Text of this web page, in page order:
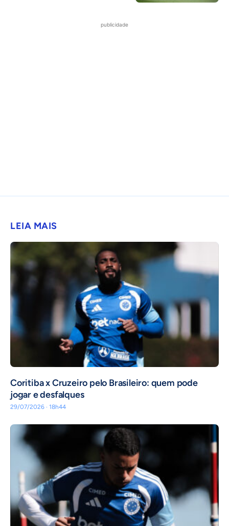
publicidade
LEIA MAIS
Coritiba x Cruzeiro pelo Brasileiro: quem pode
jogar e desfalques
29/07/2026 · 18h44